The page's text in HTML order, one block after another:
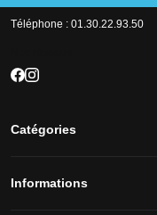
Téléphone : 01.30.22.93.50
Catégories
Informations